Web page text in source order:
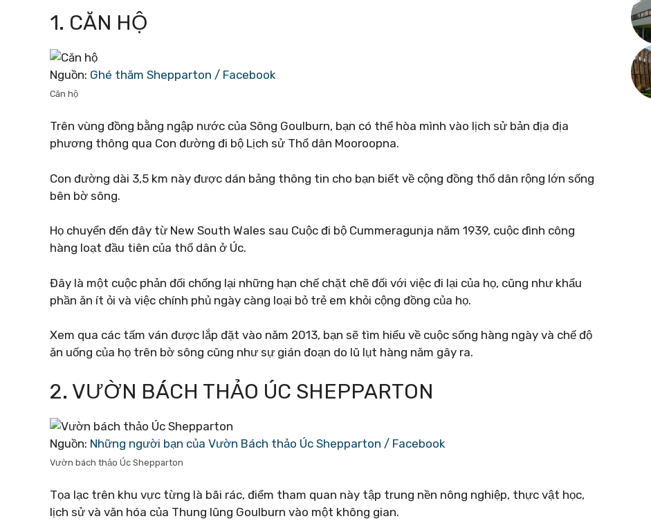
1. CĂN HỘ
Nguồn: Ghé thăm Shepparton / Facebook
Căn hộ
Trên vùng đồng bằng ngập nước của Sông Goulburn, bạn có thể hòa mình vào lịch sử bản địa địa
phương thông qua Con đường đi bộ Lịch sử Thổ dân Mooroopna.
Con đường dài 3,5 km này được dán bảng thông tin cho bạn biết về cộng đồng thổ dân rộng lớn sống
bên bờ sông.
Họ chuyển đến đây từ New South Wales sau Cuộc đi bộ Cummeragunja năm 1939, cuộc đình công
hàng loạt đầu tiên của thổ dân ở Úc.
Đây là một cuộc phản đối chống lại những hạn chế chặt chẽ đối với việc đi lại của họ, cũng như khẩu
phần ăn ít ỏi và việc chính phủ ngày càng loại bỏ trẻ em khỏi cộng đồng của họ.
Xem qua các tấm ván được lắp đặt vào năm 2013, bạn sẽ tìm hiểu về cuộc sống hàng ngày và chế độ
ăn uống của họ trên bờ sông cũng như sự gián đoạn do lũ lụt hàng năm gây ra.
2. VƯỜN BÁCH THẢO ÚC SHEPPARTON
Nguồn: Những người bạn của Vườn Bách thảo Úc Shepparton / Facebook
Vườn bách thảo Úc Shepparton
Tọa lạc trên khu vực từng là bãi rác, điểm tham quan này tập trung nền nông nghiệp, thực vật học,
lịch sử và văn hóa của Thung lũng Goulburn vào một không gian.